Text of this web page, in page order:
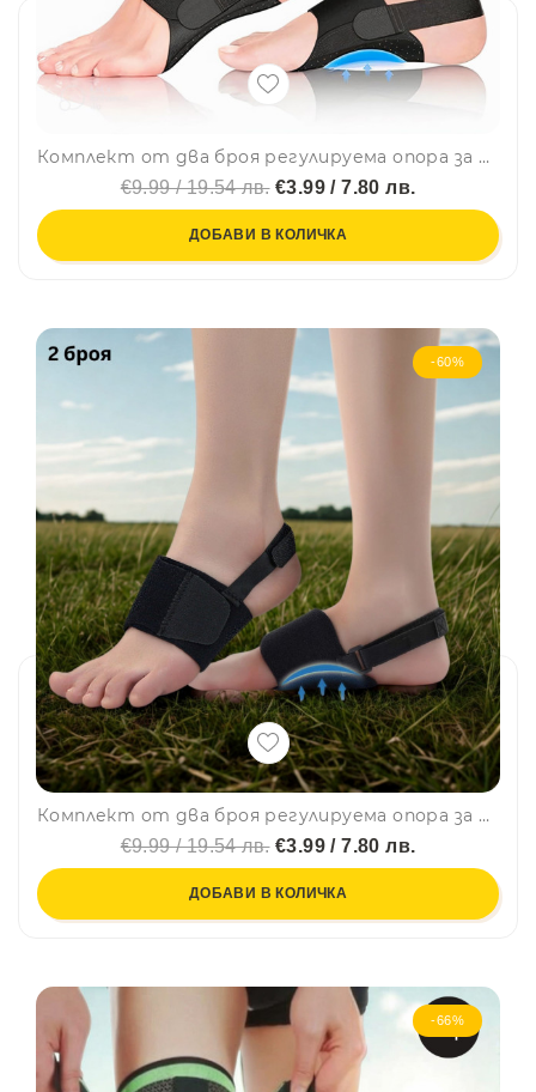
Комплект от два броя регулируема опора за свода на стъпалото с отделни гел подложки за пасване на всяко стъпало - 7150
€9.99 / 19.54 лв.€3.99 / 7.80 лв.
ДОБАВИ В КОЛИЧКА
-60%
Комплект от два броя регулируема опора за свода на стъпалото с гел омекотяване, с две каишки за още по-точно прилягане - 7147
€9.99 / 19.54 лв.€3.99 / 7.80 лв.
ДОБАВИ В КОЛИЧКА
-66%